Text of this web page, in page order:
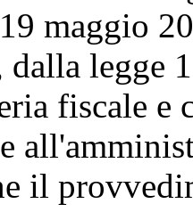
maggio
legge
fiscale e